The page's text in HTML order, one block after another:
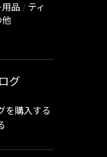
用品 / ティ
他
グ
を購入する